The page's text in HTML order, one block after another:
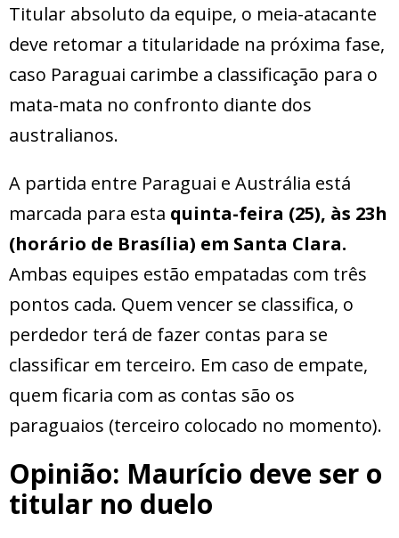
Titular absoluto da equipe, o meia-atacante
deve retomar a titularidade na próxima fase,
caso Paraguai carimbe a classificação para o
mata-mata no confronto diante dos
australianos.
A partida entre Paraguai e Austrália está
marcada para esta quinta-feira (25), às 23h
(horário de Brasília) em Santa Clara.
Ambas equipes estão empatadas com três
pontos cada. Quem vencer se classifica, o
perdedor terá de fazer contas para se
classificar em terceiro. Em caso de empate,
quem ficaria com as contas são os
paraguaios (terceiro colocado no momento).
Opinião: Maurício deve ser o
titular no duelo